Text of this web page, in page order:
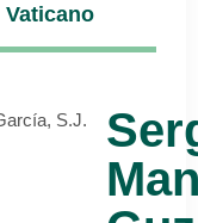
Vaticano